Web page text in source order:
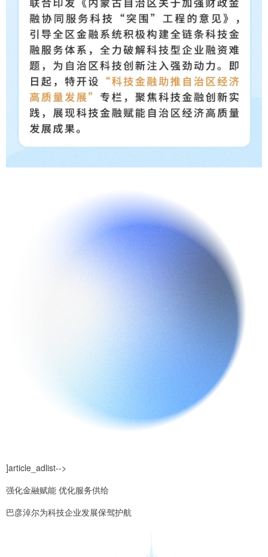
]article_adlist-->
强化金融赋能 优化服务供给
巴彦淖尔为科技企业发展保驾护航